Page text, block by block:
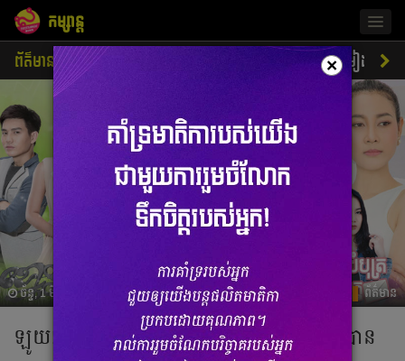
កម្សាន្ត
ព័ត៌មាន ជីវិតតារា ចម្រៀង
ច័ន្ទ, 1 មីនា 2021 08:08 ព័ត៌មាន
ឡូយ! Soyo និង CBS ចាប់ដៃគ្នា ប្រិយមិត្តនឹងបាន
×